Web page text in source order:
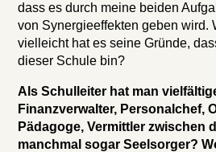
dass es durch meine beiden
von Synergieeffekten geben wird.
vielleicht hat es seine Gründe,
dieser Schule bin?
Als Schulleiter hat man
Finanzverwalter, Personalchef,
Pädagoge, Vermittler zwischen
manchmal sogar Seelsorger?